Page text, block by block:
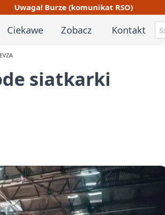
Uwaga! Burze (komunikat RSO)
Ciekawe Zobacz Kontakt
siatkarki